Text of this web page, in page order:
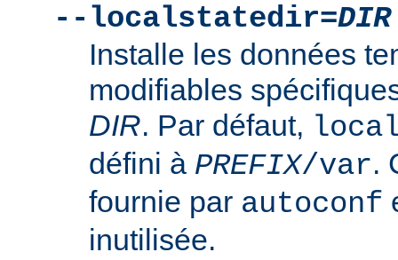
--localstatedir=DIR
Installe les données
modifiables
DIR. Par défaut,
défini à PREFIX/var.
fournie par autoconf
inutilisée.